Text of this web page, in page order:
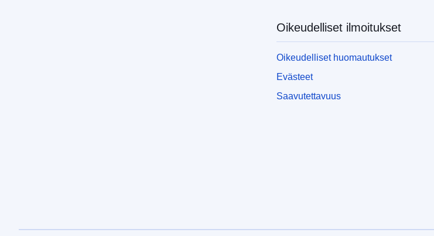
Oikeudelliset ilmoitukset
Oikeudelliset huomautukset
Evästeet
Saavutettavuus